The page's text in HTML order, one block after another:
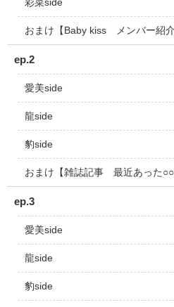
おまけ【Baby kiss メンバー紹介
ep.2
愛美side
龍side
豹side
おまけ【雑誌記事 最近あった○○
ep.3
愛美side
龍side
豹side